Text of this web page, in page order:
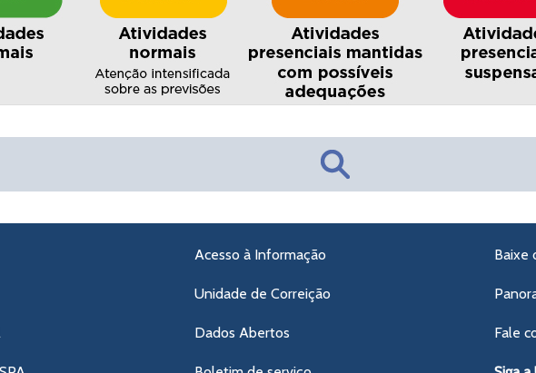
Acesso à Informação
Unidade de Correição
Dados Abertos
Baixe
Fale